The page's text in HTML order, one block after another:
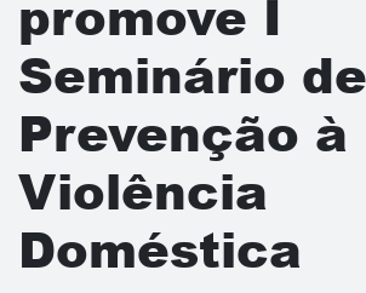
promove I
Seminário de
Prevenção à
Violência
Doméstica